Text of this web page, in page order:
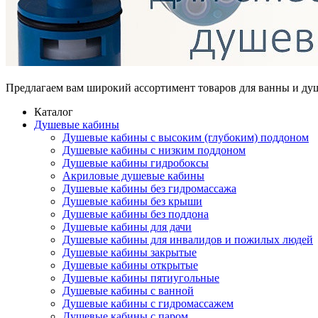
Предлагаем вам широкий ассортимент товаров для ванны и
Каталог
Душевые кабины
Душевые кабины с высоким (глубоким) поддоном
Душевые кабины с низким поддоном
Душевые кабины гидробоксы
Акриловые душевые кабины
Душевые кабины без гидромассажа
Душевые кабины без крыши
Душевые кабины без поддона
Душевые кабины для дачи
Душевые кабины для инвалидов и пожилых людей
Душевые кабины закрытые
Душевые кабины открытые
Душевые кабины пятиугольные
Душевые кабины с ванной
Душевые кабины с гидромассажем